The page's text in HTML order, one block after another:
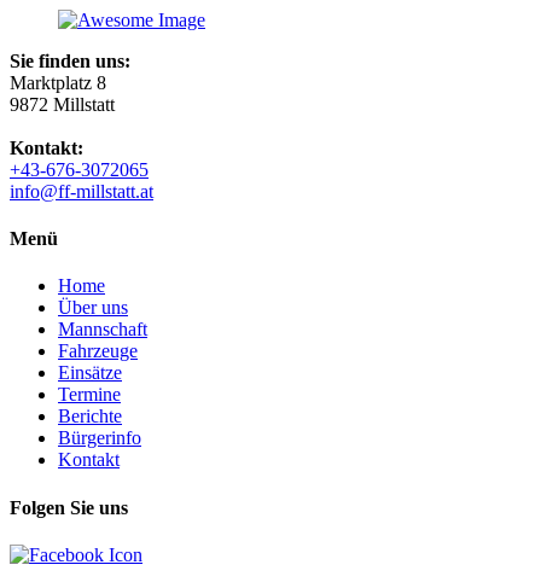
Sie finden uns:
Marktplatz 8
9872 Millstatt
Kontakt:
+43-676-3072065
info@ff-millstatt.at
Menü
Home
Über uns
Mannschaft
Fahrzeuge
Einsätze
Termine
Berichte
Bürgerinfo
Kontakt
Folgen Sie uns